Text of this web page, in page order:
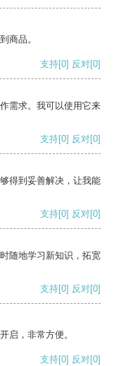
商品。
支持[0] 反对[0]
需求。我可以使用它来
支持[0] 反对[0]
得到妥善解决，让我能
支持[0] 反对[0]
随地学习新知识，拓宽
支持[0] 反对[0]
启，非常方便。
支持[0] 反对[0]